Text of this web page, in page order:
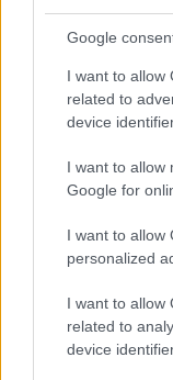
Google
I want to allow
related to
device
I want to allow
Google for
I want to allow
personalized
I want to allow
related to
device
Continua a